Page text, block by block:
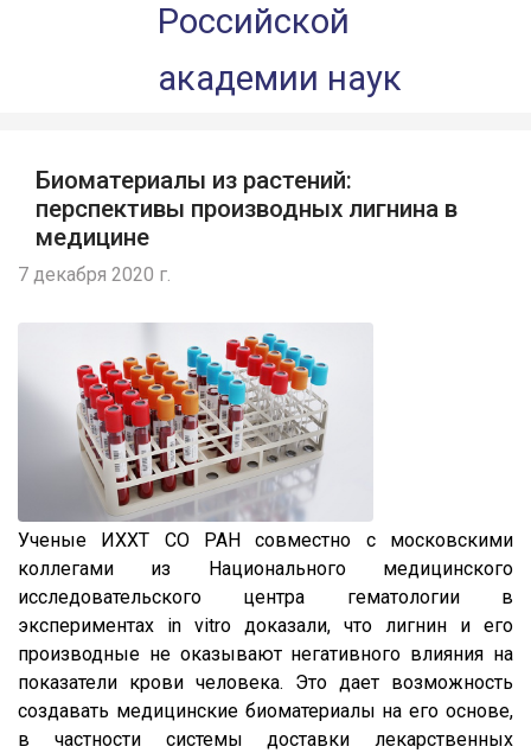
Российской
академии наук
Биоматериалы из растений:
перспективы производных лигнина в
медицине
7 декабря 2020 г.
Ученые ИХХТ СО РАН совместно с московскими
коллегами из Национального медицинского
исследовательского центра гематологии в
экспериментах in vitro доказали, что лигнин и его
производные не оказывают негативного влияния на
показатели крови человека. Это дает возможность
создавать медицинские биоматериалы на его основе,
в частности системы доставки лекарственных